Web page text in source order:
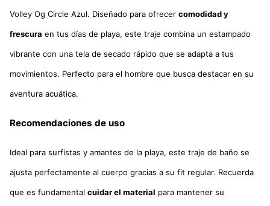
Volley Og Circle Azul. Diseñado para ofrecer comodidad y
frescura en tus días de playa, este traje combina un estampado
vibrante con una tela de secado rápido que se adapta a tus
movimientos. Perfecto para el hombre que busca destacar en su
aventura acuática.
Recomendaciones de uso
Ideal para surfistas y amantes de la playa, este traje de baño se
ajusta perfectamente al cuerpo gracias a su fit regular. Recuerda
que es fundamental cuidar el material para mantener su